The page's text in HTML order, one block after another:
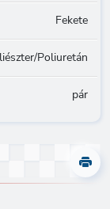
Fekete
Poliuretán
pár